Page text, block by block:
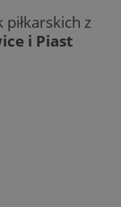
z
i Piast